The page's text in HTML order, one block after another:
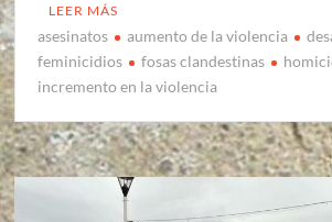
LEER MÁS
asesinatos aumento de la violencia
feminicidios
fosas clandestinas
incremento en la violencia